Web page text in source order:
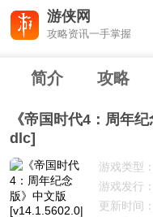
游侠网
攻略资讯一手掌握
简介 攻略
《帝国时代4：周年
dlc]
游戏类型：
游戏发行：
更新时间：